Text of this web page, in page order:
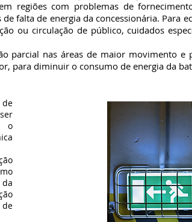
regiões com problemas de
falta de energia da concessionária. Para
ou circulação de público, cuidados
nas áreas de maior movimento e
para diminuir o consumo de energia da
o
da
de